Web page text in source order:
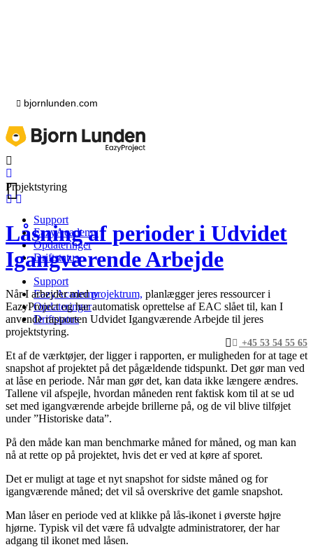
bjornlunden.com
Support
EazyAcademy
Opdateringer
Driftstatus
Support
EazyAcademy
Opdateringer
Driftstatus
+45 53 54 55 65
Projektstyring
Låsning af perioder i Udvidet
Igangværende Arbejde
Når I arbejder medprojektrum, planlægger jeres ressourcer i
EazyProject og har automatisk oprettelse af EAC slået til, kan I
anvende rapporten Udvidet Igangværende Arbejde til jeres
projektstyring.
Et af de værktøjer, der ligger i rapporten, er muligheden for at tage et
snapshot af projektet på det pågældende tidspunkt. Det gør man ved
at låse en periode. Når man gør det, kan data ikke længere ændres.
Tallene vil afspejle, hvordan måneden rent faktisk kom til at se ud
set med igangværende arbejde brillerne på, og de vil blive tilføjet
under ”Historiske data”.
På den måde kan man benchmarke måned for måned, og man kan
nå at rette op på projektet, hvis det er ved at køre af sporet.
Det er muligt at tage et nyt snapshot for sidste måned og for
igangværende måned; det vil så overskrive det gamle snapshot.
Man låser en periode ved at klikke på lås-ikonet i øverste højre
hjørne. Typisk vil det være få udvalgte administratorer, der har
adgang til ikonet med låsen.